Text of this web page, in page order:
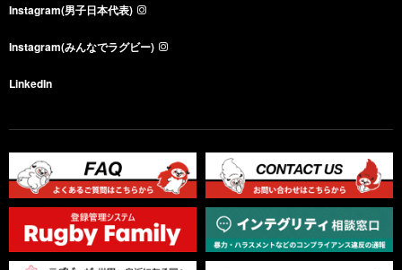
Instagram(男子日本代表)
Instagram(みんなでラグビー)
LinkedIn